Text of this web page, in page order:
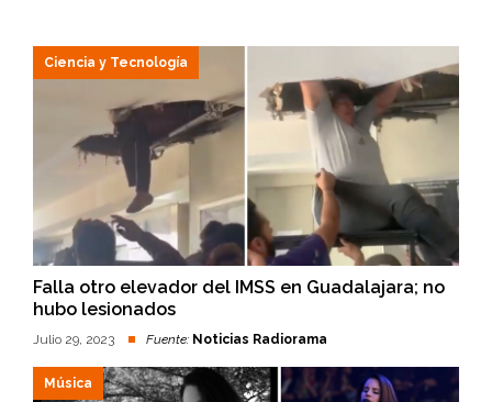
Ciencia y Tecnología
Falla otro elevador del IMSS en Guadalajara; no
hubo lesionados
Julio 29, 2023 Fuente: Noticias Radiorama
Música